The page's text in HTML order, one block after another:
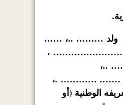
ولد ……… ..، ……
،
..،
…….
………… .،
الوطنية (أو